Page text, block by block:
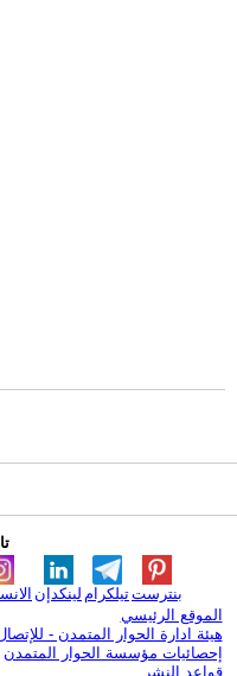
لينكدإن تيلكرامبنترست
الموقع الرئيسي
هيئة ادارة الحوار المتمدن -
إحصائيات مؤسسة الحوار المتمدن
قواعد النشر